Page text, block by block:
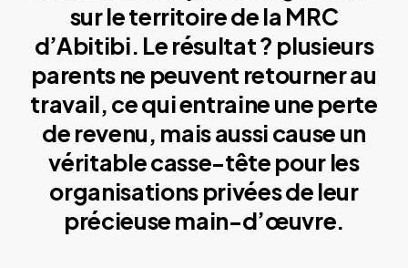
sur le territoire de la MRC
d’Abitibi. Le résultat ? plusieurs
parents ne peuvent retourner au
travail, ce qui entraine une perte
de revenu, mais aussi cause un
véritable casse-tête pour les
organisations privées de leur
précieuse main-d’œuvre.